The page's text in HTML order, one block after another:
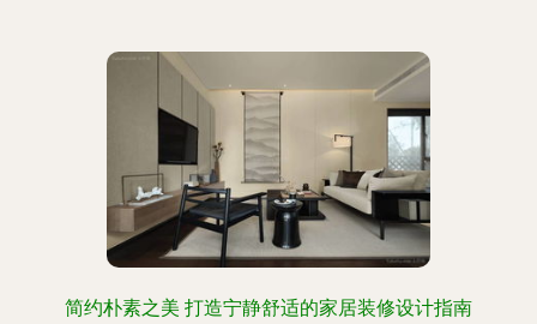
简约朴素之美 打造宁静舒适的家居装修设计指南